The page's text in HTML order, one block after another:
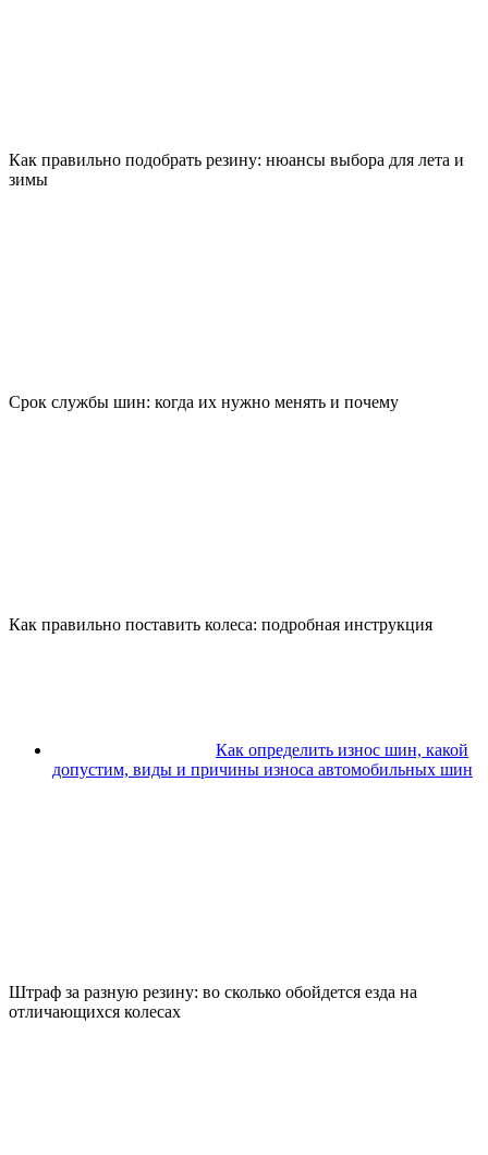
Как правильно подобрать резину: нюансы выбора для лета и
зимы
Срок службы шин: когда их нужно менять и почему
Как правильно поставить колеса: подробная инструкция
Как определить износ шин, какой
допустим, виды и причины износа автомобильных шин
Штраф за разную резину: во сколько обойдется езда на
отличающихся колесах